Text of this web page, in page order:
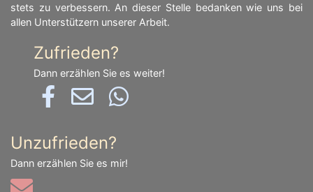
stets zu verbessern. An dieser Stelle bedanken wie uns bei
allen Unterstützern unserer Arbeit.
Zufrieden?
Dann erzählen Sie es weiter!
Unzufrieden?
Dann erzählen Sie es mir!